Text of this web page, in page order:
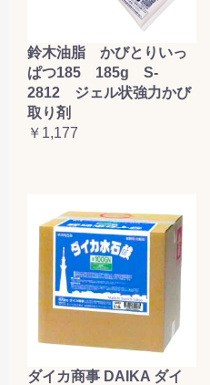
鈴木油脂 かびとりいっ
ぱつ185 185g S-
2812 ジェル状強力かび
取り剤
￥1,177
ダイカ商事 DAIKA ダイ